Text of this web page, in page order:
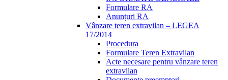
Formulare RA
Anunțuri RA
Vânzare teren extravilan – LEGEA
17/2014
Procedura
Formulare Teren Extravilan
Acte necesare pentru vânzare teren
extravilan